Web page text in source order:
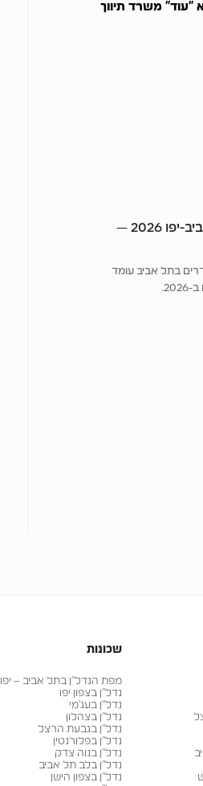
משרד תיווך
מחירי דירות בתל אביב-יפו 2026 —
לדירת 4 חדרים בתל אביב עומד
שכונות
מפת הנדל״ן בתל אביב – יפו
נדל״ן בצפון יפו
נדל״ן בעג׳מי
נדל״ן בצהלון
נדל״ן בגבעת הרצל
נדל״ן בפלורנטין
נדל״ן בנוה צדק
נדל״ן בלב תל אביב
נדל״ן בצפון הישן